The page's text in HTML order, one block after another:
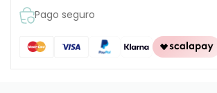
Pago seguro